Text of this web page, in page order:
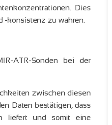
Dies
-konsistenz zu wahren.
ATR-Sonden bei der
zwischen diesen
Daten bestätigen, dass
liefert und somit eine